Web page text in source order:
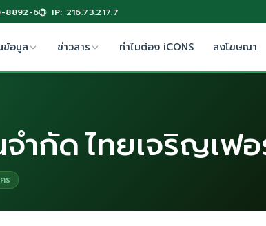
8892-6 IP: 216.73.217.7
ข้อมูล ข่าวสาร ทำไมต้อง iCONS ลงโฆษณา
ำกัด ไทยเจริญเฟอ
ร